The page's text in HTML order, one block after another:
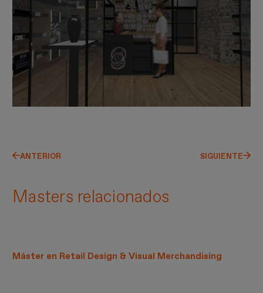
ANTERIOR SIGUIENTE
Masters relacionados
Máster en Retail Design & Visual Merchandising